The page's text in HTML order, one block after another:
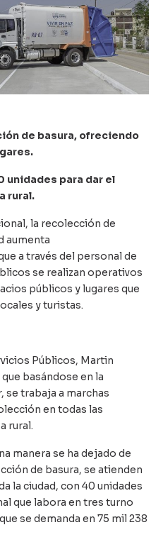
de basura, ofreciendo
unidades para dar el
rural.
la recolección de
aumenta
a través del personal de
se realizan operativos
públicos y lugares que
y turistas.
Públicos, Martin
basándose en la
se trabaja a marchas
en todas las
rural.
manera se ha dejado de
de basura, se atienden
la ciudad, con 40 unidades
que labora en tres turno
se demanda en 75 mil 238